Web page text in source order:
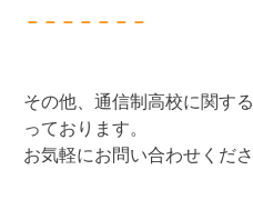
－－－－－－－
その他、通信制高校に関す
っております。
お気軽にお問い合わせくださ